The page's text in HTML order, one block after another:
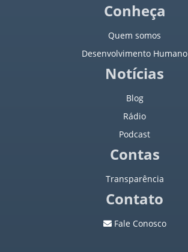
Jornal a Nova Era - 1982
Jornal a Nova Era - 1983
Jornal a Nova Era - 1984
Jornal a Nova Era - 1985
Jornal a Nova Era - 1987
Jornal a Nova Era - 1988
Jornal a Nova Era - 1989
Conheça
Quem somos
Desenvolvimento Humano
Notícias
Blog
Rádio
Podcast
Contas
Transparência
Contato
Fale Conosco